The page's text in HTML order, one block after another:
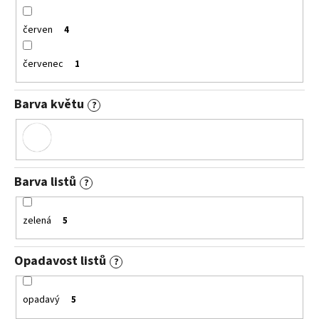
červen 4
červenec 1
Barva květu ?
Barva listů ?
zelená 5
Opadavost listů ?
opadavý 5